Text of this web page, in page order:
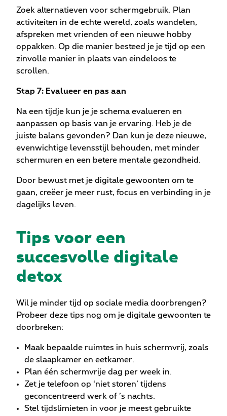
Zoek alternatieven voor schermgebruik. Plan
activiteiten in de echte wereld, zoals wandelen,
afspreken met vrienden of een nieuwe hobby
oppakken. Op die manier besteed je je tijd op een
zinvolle manier in plaats van eindeloos te
scrollen.
Stap 7: Evalueer en pas aan
Na een tijdje kun je je schema evalueren en
aanpassen op basis van je ervaring. Heb je de
juiste balans gevonden? Dan kun je deze nieuwe,
evenwichtige levensstijl behouden, met minder
schermuren en een betere mentale gezondheid.
Door bewust met je digitale gewoonten om te
gaan, creëer je meer rust, focus en verbinding in je
dagelijks leven.
Tips voor een
succesvolle digitale
detox
Wil je minder tijd op sociale media doorbrengen?
Probeer deze tips nog om je digitale gewoonten te
doorbreken:
Maak bepaalde ruimtes in huis schermvrij, zoals
de slaapkamer en eetkamer.
Plan één schermvrije dag per week in.
Zet je telefoon op ‘niet storen’ tijdens
geconcentreerd werk of ’s nachts.
Stel tijdslimieten in voor je meest gebruikte